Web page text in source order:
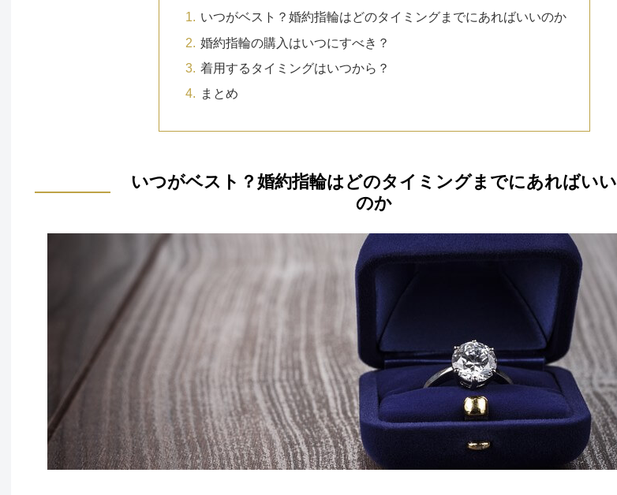
いつがベスト？婚約指輪はどのタイミングまでにあればいいのか
婚約指輪の購入はいつにすべき？
着用するタイミングはいつから？
まとめ
いつがベスト？婚約指輪はどのタイミングまでにあればいい
のか